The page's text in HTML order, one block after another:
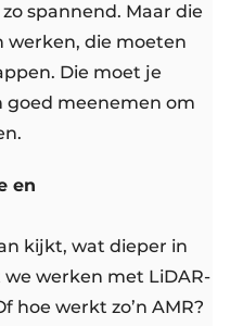
spannend. Maar die
werken, die moeten
Die moet je
goed meenemen om
en
kijkt, wat dieper in
werken met LiDAR-
hoe werkt zo’n AMR?